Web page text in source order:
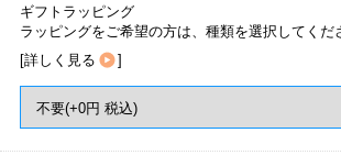
ギフトラッピング
ラッピングをご希望の方は、種類を選択してくだ
[詳しく見る ]